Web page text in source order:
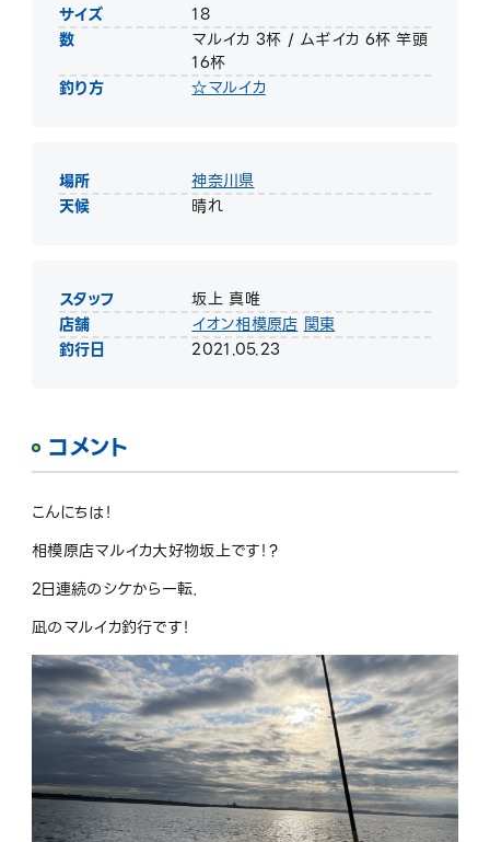
サイズ
18
数
マルイカ 3杯 / ムギイカ 6杯 竿頭
16杯
釣り方
☆マルイカ
場所
神奈川県
天候
晴れ
スタッフ
坂上 真唯
店舗
イオン相模原店 関東
釣行日
2021.05.23
コメント
こんにちは！
相模原店マルイカ大好物坂上です！?
2日連続のシケから一転．
凪のマルイカ釣行です！